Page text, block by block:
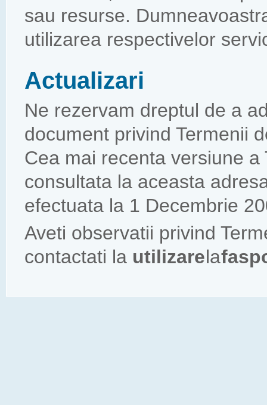
sau resurse.
utilizarea respectivelor
Actualizari
Ne rezervam dreptul de a
document privind Termenii
Cea mai recenta versiune
consultata la aceasta
efectuata la 1 Decembrie
Aveti observatii privind
contactati la utilizarela